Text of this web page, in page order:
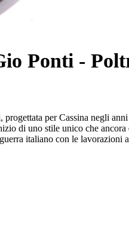
Ponti -
per Cassina negli
di uno stile unico che
italiano con le lavorazioni
La poltrona 829 in quest'asta
sistema a cinghie per garantire
L’Arte si Innamora
tramite corriere espresso